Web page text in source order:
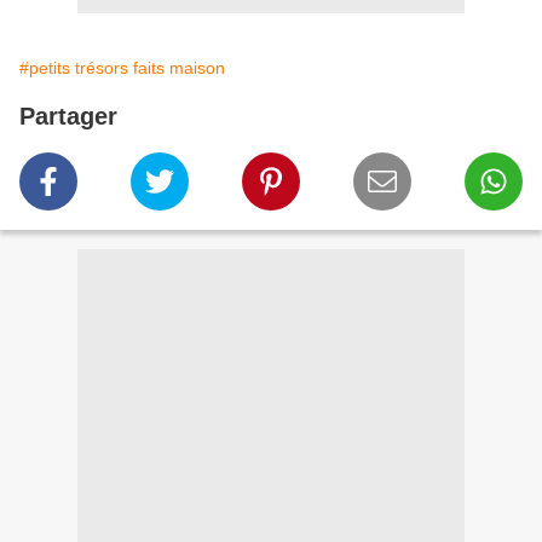
#petits trésors faits maison
Partager